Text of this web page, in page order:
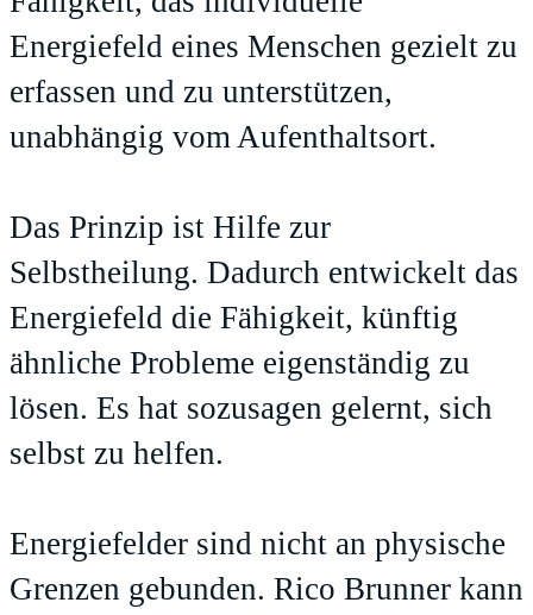
Energiefeld eines Menschen gezielt zu
erfassen und zu unterstützen,
unabhängig vom Aufenthaltsort.
Das Prinzip ist Hilfe zur
Selbstheilung. Dadurch entwickelt das
Energiefeld die Fähigkeit, künftig
ähnliche Probleme eigenständig zu
lösen. Es hat sozusagen gelernt, sich
selbst zu helfen.
Energiefelder sind nicht an physische
Grenzen gebunden. Rico Brunner kann